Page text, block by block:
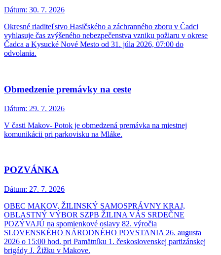
Dátum: 30. 7. 2026
Okresné riaditeľstvo Hasičského a záchranného zboru v Čadci
vyhlasuje čas zvýšeného nebezpečenstva vzniku požiaru v okrese
Čadca a Kysucké Nové Mesto od 31. júla 2026, 07:00 do
odvolania.
Obmedzenie premávky na ceste
Dátum: 29. 7. 2026
V časti Makov- Potok je obmedzená premávka na miestnej
komunikácii pri parkovisku na Mláke.
POZVÁNKA
Dátum: 27. 7. 2026
OBEC MAKOV, ŽILINSKÝ SAMOSPRÁVNY KRAJ,
OBLASTNÝ VÝBOR SZPB ŽILINA VÁS SRDEČNE
POZÝVAJÚ na spomienkové oslavy 82. výročia
SLOVENSKÉHO NÁRODNÉHO POVSTANIA 26. augusta
2026 o 15:00 hod. pri Pamätníku 1. československej partizánskej
brigády J. Žižku v Makove.